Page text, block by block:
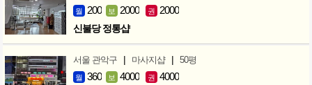
월 200 보 2000 권 2000
신불당 정통샵
서울 관악구 | 마사지샵 | 50평
월 360 보 4000 권 4000